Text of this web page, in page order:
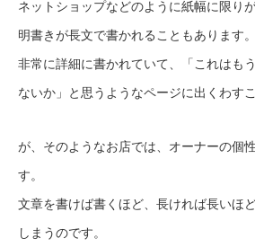
ネットショップなどのように紙幅に限り
明書きが長文で書かれることもあります。
非常に詳細に書かれていて、「これはも
ないか」と思うようなページに出くわす
が、そのようなお店では、オーナーの個
す。
文章を書けば書くほど、長ければ長いほ
しまうのです。